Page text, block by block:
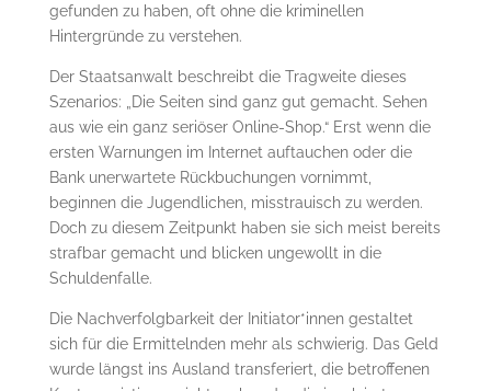
gefunden zu haben, oft ohne die kriminellen
Hintergründe zu verstehen.
Der Staatsanwalt beschreibt die Tragweite dieses
Szenarios: „Die Seiten sind ganz gut gemacht. Sehen
aus wie ein ganz seriöser Online-Shop.“ Erst wenn die
ersten Warnungen im Internet auftauchen oder die
Bank unerwartete Rückbuchungen vornimmt,
beginnen die Jugendlichen, misstrauisch zu werden.
Doch zu diesem Zeitpunkt haben sie sich meist bereits
strafbar gemacht und blicken ungewollt in die
Schuldenfalle.
Die Nachverfolgbarkeit der Initiator*innen gestaltet
sich für die Ermittelnden mehr als schwierig. Das Geld
wurde längst ins Ausland transferiert, die betroffenen